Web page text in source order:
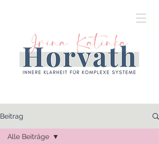
Beitrag
Alle Beiträge